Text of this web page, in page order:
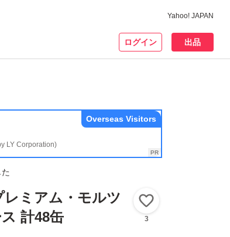
Yahoo! JAPAN
ログイン 出品
LY Corporation)
Overseas Visitors
ミアム・モルツ
計48缶
3